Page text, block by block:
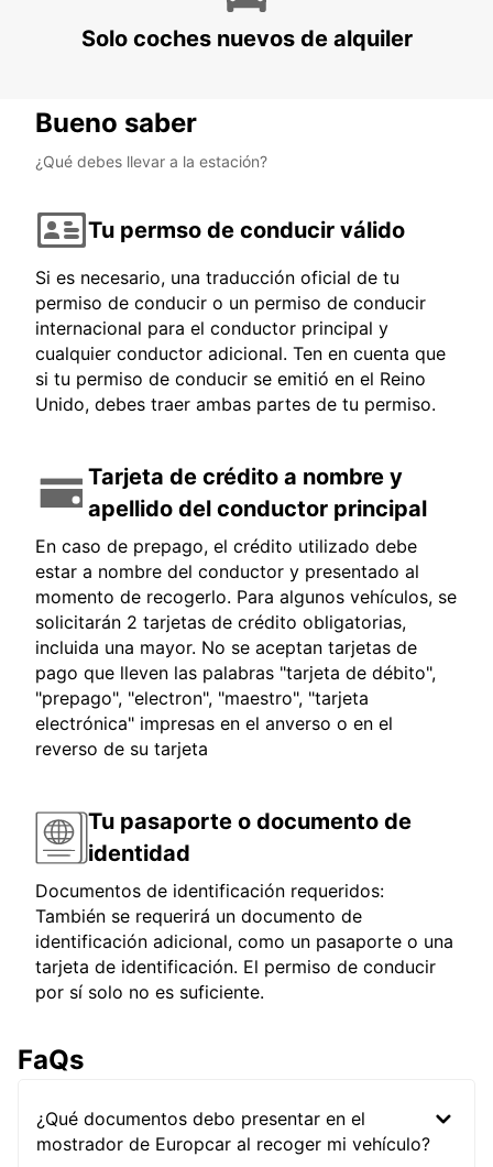
Solo coches nuevos de alquiler
Bueno saber
¿Qué debes llevar a la estación?
Tu permso de conducir válido
Si es necesario, una traducción oficial de tu
permiso de conducir o un permiso de conducir
internacional para el conductor principal y
cualquier conductor adicional. Ten en cuenta que
si tu permiso de conducir se emitió en el Reino
Unido, debes traer ambas partes de tu permiso.
Tarjeta de crédito a nombre y
apellido del conductor principal
En caso de prepago, el crédito utilizado debe
estar a nombre del conductor y presentado al
momento de recogerlo. Para algunos vehículos, se
solicitarán 2 tarjetas de crédito obligatorias,
incluida una mayor. No se aceptan tarjetas de
pago que lleven las palabras "tarjeta de débito",
"prepago", "electron", "maestro", "tarjeta
electrónica" impresas en el anverso o en el
reverso de su tarjeta
Tu pasaporte o documento de
identidad
Documentos de identificación requeridos:
También se requerirá un documento de
identificación adicional, como un pasaporte o una
tarjeta de identificación. El permiso de conducir
por sí solo no es suficiente.
FaQs
¿Qué documentos debo presentar en el
mostrador de Europcar al recoger mi vehículo?